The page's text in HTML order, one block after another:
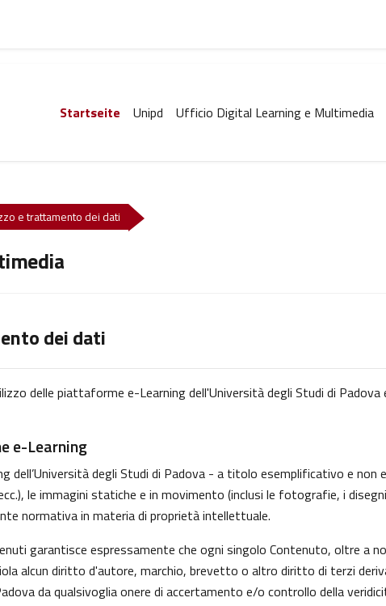
Startseite Unipd Ufficio Digital Learning e Multimedia
e trattamento dei dati
dei dati
delle piattaforme e-Learning dell'Università degli Studi di
e-Learning
dell’Università degli Studi di Padova - a titolo esemplificativo e
le immagini statiche e in movimento (inclusi le fotografie, i
normativa in materia di proprietà intellettuale.
garantisce espressamente che ogni singolo Contenuto, oltre a
alcun diritto d'autore, marchio, brevetto o altro diritto di terzi
da qualsivoglia onere di accertamento e/o controllo della